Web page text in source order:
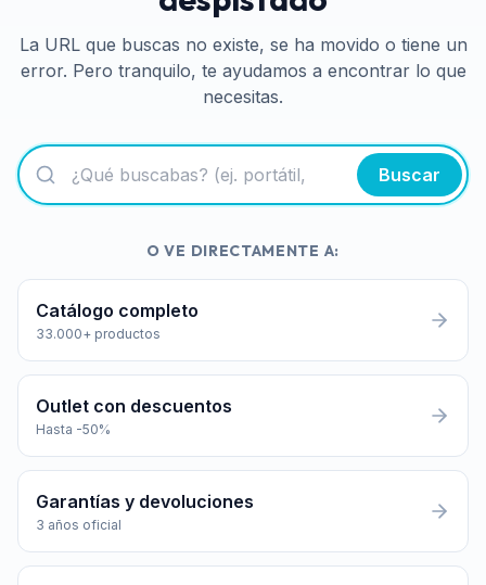
La URL que buscas no existe, se ha movido o tiene un
error. Pero tranquilo, te ayudamos a encontrar lo que
necesitas.
Buscar
O VE DIRECTAMENTE A:
Catálogo completo
33.000+ productos
Outlet con descuentos
Hasta -50%
Garantías y devoluciones
3 años oficial